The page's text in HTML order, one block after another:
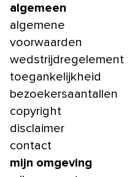
algemeen
algemene
voorwaarden
wedstrijdregelement
toegankelijkheid
bezoekersaantallen
copyright
disclaimer
contact
mijn omgeving